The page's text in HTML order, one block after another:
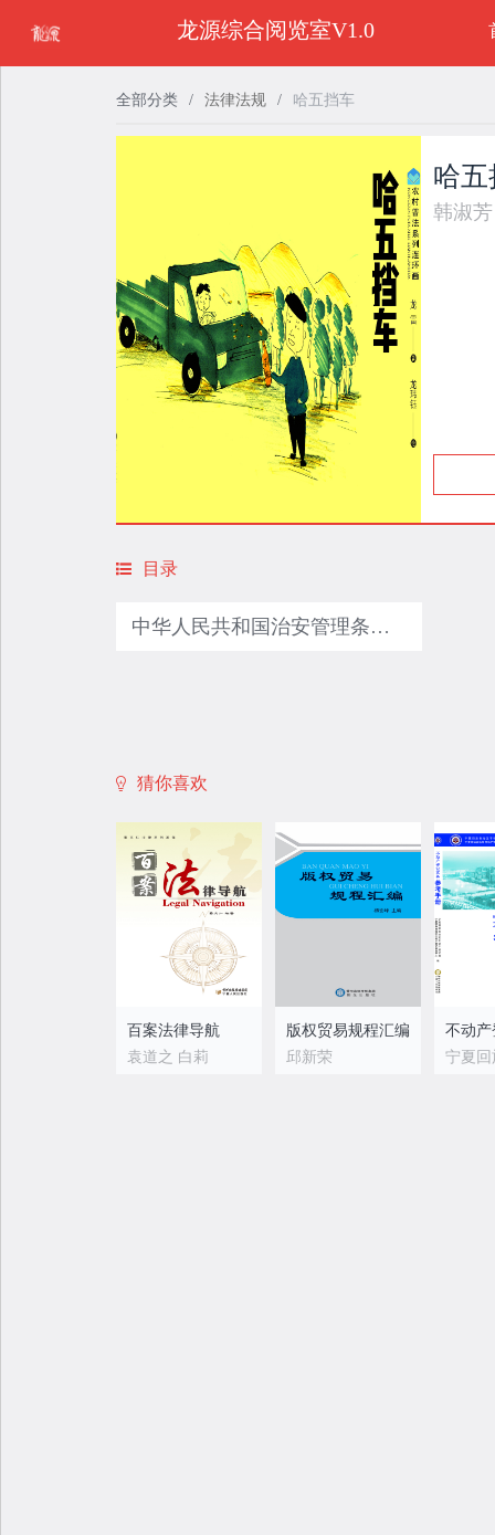
全部分类 / 法律法规 / 哈五挡车
哈
韩淑芳
目录
中华人民共和国治安管理条例（节选）
猜你喜欢
百案法律导航
袁道之 白莉
版权贸易规程汇编
邱新荣
龙源综合阅览室V1.0